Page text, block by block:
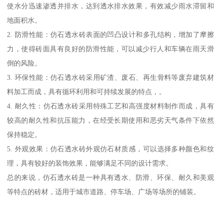
使水分迅速渗透并排水，达到透水排水效果，有效减少雨水滞留和
地面积水。
2. 防滑性能：仿石透水砖表面的凹凸设计和多孔结构，增加了摩擦
力，使得砖面具有良好的防滑性能，可以减少行人和车辆在雨天滑
倒的风险。
3. 环保性能：仿石透水砖采用矿渣、废石、再生骨料等废弃建筑材
料加工而成，具有循环利用和可持续发展的特点，。
4. 耐久性：仿石透水砖采用特殊工艺和高强度材料制作而成，具有
较高的耐久性和抗压能力，在经受长期使用和恶劣天气条件下依然
保持稳定。
5. 外观效果：仿石透水砖外观仿石材质感，可以选择多种颜色和纹
理，具有较好的装饰效果，能够满足不同的设计需求。
总的来说，仿石透水砖是一种具有透水、防滑、环保、耐久和美观
等特点的砖材，适用于城市道路、停车场、广场等场所的铺装。